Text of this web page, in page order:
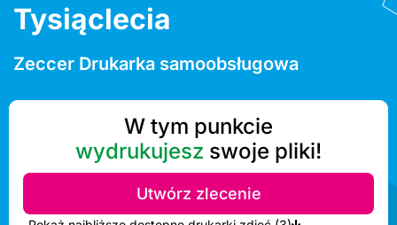
Tysiąclecia
Zeccer Drukarka samoobsługowa
W tym punkcie
wydrukujesz swoje pliki!
Utwórz zlecenie